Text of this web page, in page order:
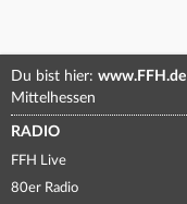
Du bist hier: www.FFH.de
Mittelhessen
RADIO
FFH Live
80er Radio